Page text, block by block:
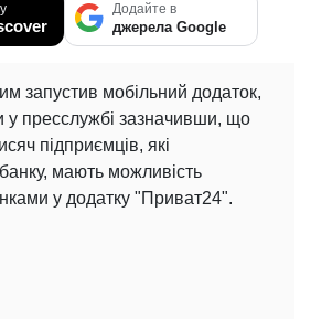
Додайте в
джерела Google
запустив мобільний додаток,
у пресслужбі зазначивши, що
підприємців, які
мають можливість
у додатку "Приват24".